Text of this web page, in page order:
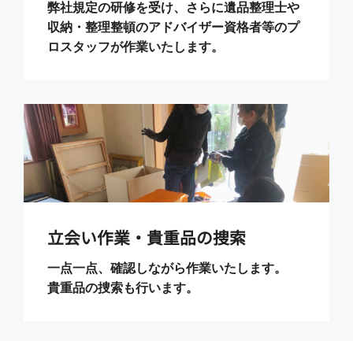
弊社規定の研修を受け、さらに遺品整理士や
収納・整理整頓のアドバイザー資格者等のプ
ロスタッフが作業いたします。
立会い作業・貴重品の捜索
一点一点、確認しながら作業いたします。
貴重品の捜索も行います。